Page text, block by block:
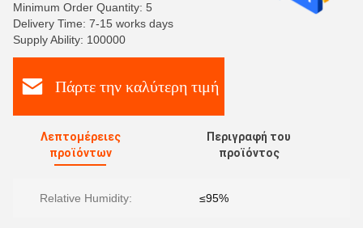
Minimum Order Quantity: 5
Delivery Time: 7-15 works days
Supply Ability: 100000
Πάρτε την καλύτερη τιμή
Λεπτομέρειες
προϊόντων
Περιγραφή του
προϊόντος
Relative Humidity: ≤95%